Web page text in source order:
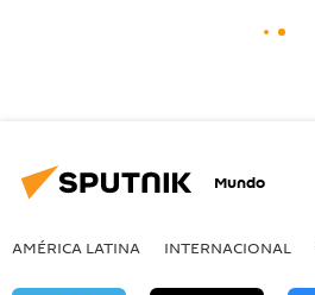
Mundo
AMÉRICA LATINA INTERNACIONAL